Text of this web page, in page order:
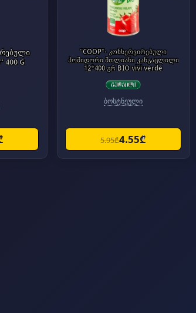
400 G
"COOP"- კონსერვირებული
პომიდორი მთლიანი კანგაცლილი
12*400 გრ BIO vivi verde
ბოსტნეული
5.95₾4.55₾